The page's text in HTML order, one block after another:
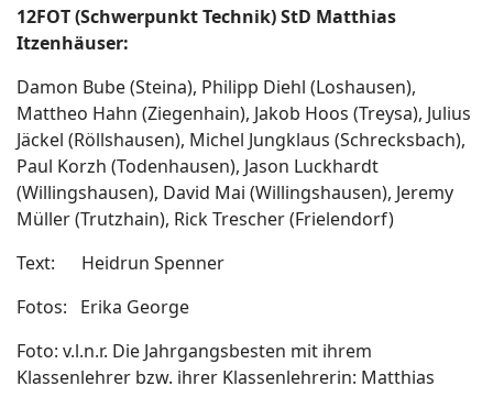
12FOT (Schwerpunkt Technik) StD Matthias
Itzenhäuser:
Damon Bube (Steina), Philipp Diehl (Loshausen),
Mattheo Hahn (Ziegenhain), Jakob Hoos (Treysa), Julius
Jäckel (Röllshausen), Michel Jungklaus (Schrecksbach),
Paul Korzh (Todenhausen), Jason Luckhardt
(Willingshausen), David Mai (Willingshausen), Jeremy
Müller (Trutzhain), Rick Trescher (Frielendorf)
Text: Heidrun Spenner
Fotos: Erika George
Foto: v.l.n.r. Die Jahrgangsbesten mit ihrem
Klassenlehrer bzw. ihrer Klassenlehrerin: Matthias